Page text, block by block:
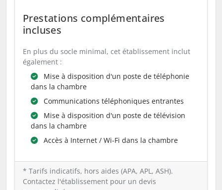
Prestations complémentaires
incluses
En plus du socle minimal, cet établissement inclut
également :
Mise à disposition d'un poste de téléphonie
dans la chambre
Communications téléphoniques entrantes
Mise à disposition d'un poste de télévision
dans la chambre
Accès à Internet / Wi-Fi dans la chambre
* Tarifs indicatifs, hors aides (APA, APL, ASH).
Contactez l'établissement pour un devis